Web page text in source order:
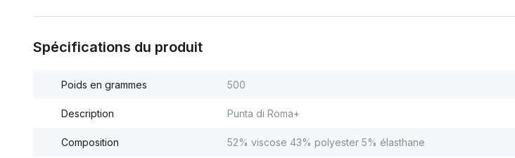
Spécifications du produit
Poids en grammes 500
Description Punta di Roma+
Composition 52% viscose 43% polyester 5% élasthane